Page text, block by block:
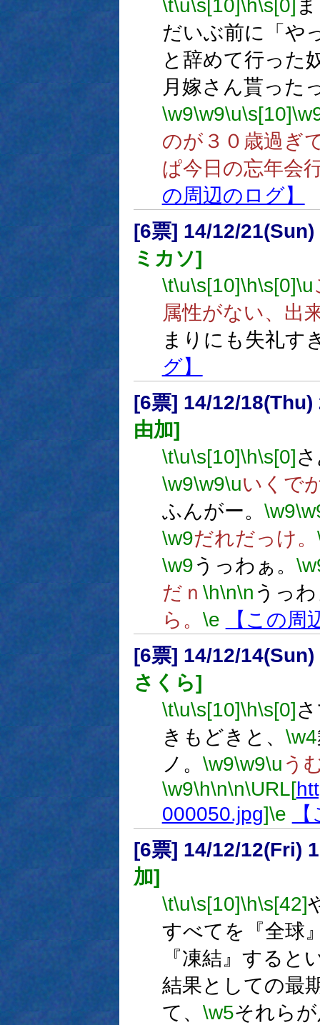
\t\u\s[10] \h\s[0]
だいぶ前に「や
と辞めて行った
月嫁さん貰った
\w9\w9\u\s[10]
のが３０歳過ぎ
ぱ今日の忘年会
の周辺のログ】
[6票] 14/12/
ミカソ]
\t\u\s[10]\h\s[0]\u
属性がない、出
まりにも失礼す
グ】
[6票] 14/12/
由加]
\t\u\s[10]\h\s[0]
\w9\w9\uいくで
ふんがー。 \w9
\w9だれだっけ。
\w9うっわぁ。
だｎ \h\n\n うっ
ら。 \e
【この周
[6票] 14/12/
さくら]
\t\u\s[10]\h\s[0]
きもどきと、 \w4
ノ。 \w9\w9\u う
\w9\h\n\n\URL[
000050.jpg]\e
[6票] 14/12/12(Fri)
加]
\t\u\s[10]\h\s[42]
すべてを『全球
『凍結』すると
結果としての最
て、 \w5それら